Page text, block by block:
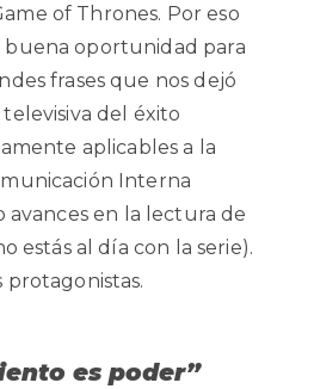
of Thrones. Por eso
buena oportunidad para
frases que nos dejó
del éxito
aplicables a la
Interna
avances en la lectura de
estás al día con la serie).
protagonistas.
es poder”